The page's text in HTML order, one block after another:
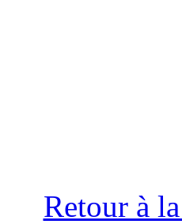
Retour à